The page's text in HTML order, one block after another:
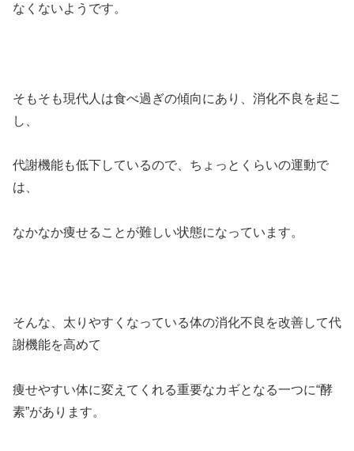
なくないようです。
そもそも現代人は食べ過ぎの傾向にあり、消化不良を起こ
し、
代謝機能も低下しているので、ちょっとくらいの運動で
は、
なかなか痩せることが難しい状態になっています。
そんな、太りやすくなっている体の消化不良を改善して代
謝機能を高めて
痩せやすい体に変えてくれる重要なカギとなる一つに“酵
素”があります。